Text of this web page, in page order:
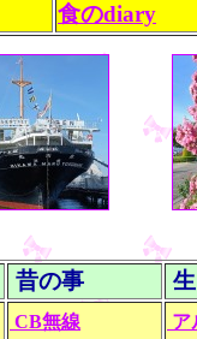
昔の事
CB無線 ア
食のdiary